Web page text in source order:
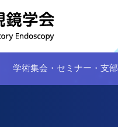
学術集会・セミナー・支